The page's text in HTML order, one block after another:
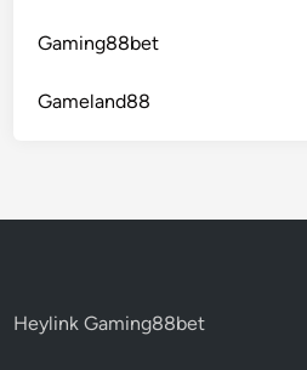
Gaming88bet
Gameland88
Heylink Gaming88bet